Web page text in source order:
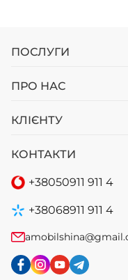
ПОСЛУГИ
ПРО НАС
КЛІЄНТУ
КОНТАКТИ
+38050911 911 4
+38068911 911 4